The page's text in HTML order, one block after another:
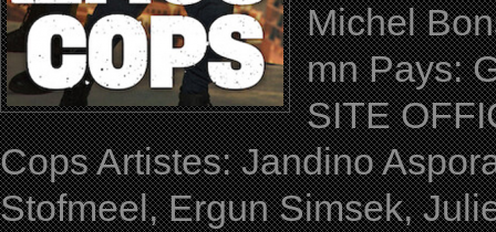
Michel
mn Pays:
SITE
Cops Artistes: Jandino
Stofmeel, Ergun Simsek,